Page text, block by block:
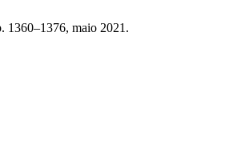
1360–1376, maio 2021.